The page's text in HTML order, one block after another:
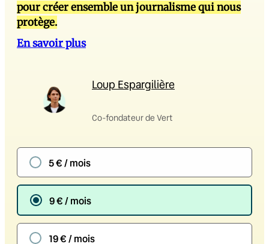
pour créer ensemble un journalisme qui nous
protège.
En savoir plus
Loup Espargilière
Co-fondateur de Vert
5 € / mois
9 € / mois
19 € / mois